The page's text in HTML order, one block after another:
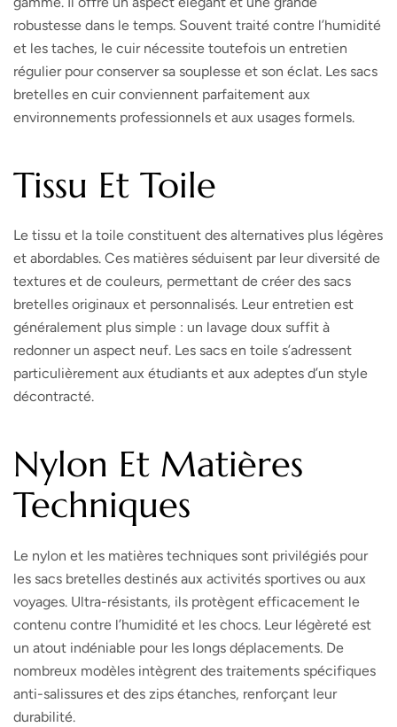
robustesse dans le temps. Souvent traité contre l’humidité
et les taches, le cuir nécessite toutefois un entretien
régulier pour conserver sa souplesse et son éclat. Les sacs
bretelles en cuir conviennent parfaitement aux
environnements professionnels et aux usages formels.
Tissu Et Toile
Le tissu et la toile constituent des alternatives plus légères
et abordables. Ces matières séduisent par leur diversité de
textures et de couleurs, permettant de créer des sacs
bretelles originaux et personnalisés. Leur entretien est
généralement plus simple : un lavage doux suffit à
redonner un aspect neuf. Les sacs en toile s’adressent
particulièrement aux étudiants et aux adeptes d’un style
décontracté.
Nylon Et Matières
Techniques
Le nylon et les matières techniques sont privilégiés pour
les sacs bretelles destinés aux activités sportives ou aux
voyages. Ultra-résistants, ils protègent efficacement le
contenu contre l’humidité et les chocs. Leur légèreté est
un atout indéniable pour les longs déplacements. De
nombreux modèles intègrent des traitements spécifiques
anti-salissures et des zips étanches, renforçant leur
durabilité.